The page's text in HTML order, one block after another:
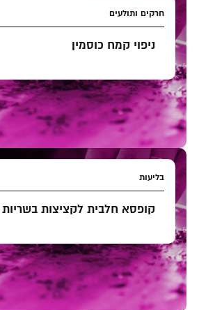
חרקים ותולעים
ניפוי קמח כוסמין
בליעות
קופסא חלבית לקציצות בשריות